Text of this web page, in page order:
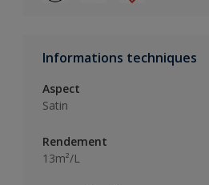
Informations techniques
Aspect
Satin
Rendement
13m²/L